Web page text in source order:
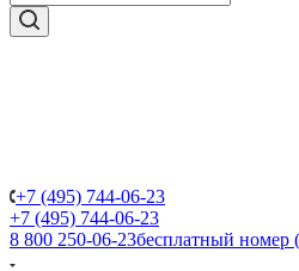
+7 (495) 744-06-23
+7 (495) 744-06-23
8 800 250-06-23бесплатный номер